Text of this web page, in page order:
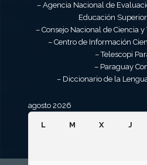
– Agencia Nacional de
Educación
– Consejo Nacional de Ciencia y
– Centro de Información
– Telescopi
– Paraguay
– Diccionario de la
agosto 2026
L M X J